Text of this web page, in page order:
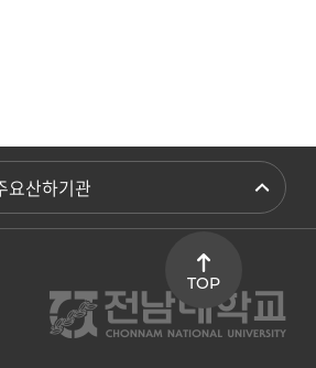
요산하기관
TOP